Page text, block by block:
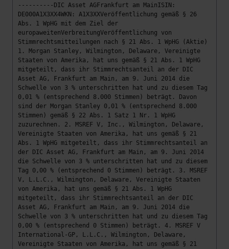
----------DIC Asset AGFrankfurt am MainISIN:
DE000A1X3XX4WKN: A1X3XXVeröffentlichung gemäß § 26
Abs. 1 WpHG mit dem Ziel der
europaweitenVerbreitungVeröffentlichung von
Stimmrechtsmitteilungen nach § 21 Abs. 1 WpHG (Aktie)
1. Morgan Stanley, Wilmington, Delaware, Vereinigte
Staaten von Amerika, hat uns gemäß § 21 Abs. 1 WpHG
mitgeteilt, dass ihr Stimmrechtsanteil an der DIC
Asset AG, Frankfurt am Main, am 9. Juni 2014 die
Schwelle von 3 % unterschritten hat und zu diesem Tag
0,01 % (entsprechend 8.000 Stimmen) beträgt. Davon
sind der Morgan Stanley 0,01 % (entsprechend 8.000
Stimmen) gemäß § 22 Abs. 1 Satz 1 Nr. 1 WpHG
zuzurechnen. 2. MSREF V, Inc., Wilmington, Delaware,
Vereinigte Staaten von Amerika, hat uns gemäß § 21
Abs. 1 WpHG mitgeteilt, dass ihr Stimmrechtsanteil an
der DIC Asset AG, Frankfurt am Main, am 9. Juni 2014
die Schwelle von 3 % unterschritten hat und zu diesem
Tag 0,00 % (entsprechend 0 Stimmen) beträgt. 3. MSREF
V, L.L.C., Wilmington, Delaware, Vereinigte Staaten
von Amerika, hat uns gemäß § 21 Abs. 1 WpHG
mitgeteilt, dass ihr Stimmrechtsanteil an der DIC
Asset AG, Frankfurt am Main, am 9. Juni 2014 die
Schwelle von 3 % unterschritten hat und zu diesem Tag
0,00 % (entsprechend 0 Stimmen) beträgt. 4. MSREF V
International-GP, L.L.C., Wilmington, Delaware,
Vereinigte Staaten von Amerika, hat uns gemäß § 21